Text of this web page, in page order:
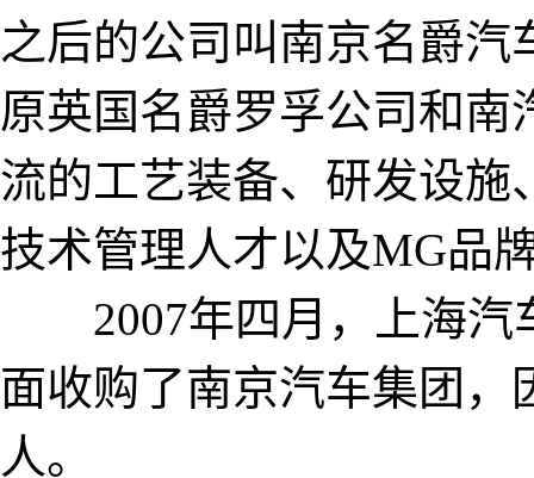
之后的公司叫南京名爵
原英国名爵罗孚公司和
流的工艺装备、研发设施
技术管理人才以及MG品
2007年四月，上海汽
面收购了南京汽车集团
人。